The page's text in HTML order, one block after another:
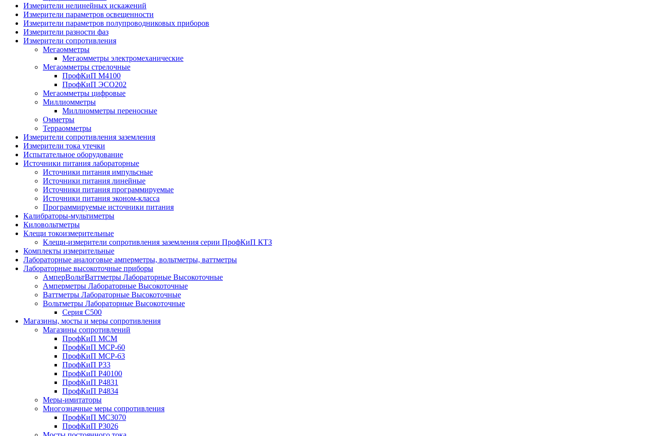
Измерители нелинейных искажений
Измерители параметров освещенности
Измерители параметров полупроводниковых приборов
Измерители разности фаз
Измерители сопротивления
Мегаомметры
Мегаомметры электромеханические
Мегаомметры стрелочные
ПрофКиП М4100
ПрофКиП ЭСО202
Мегаомметры цифровые
Миллиомметры
Миллиомметры переносные
Омметры
Терраомметры
Измерители сопротивления заземления
Измерители тока утечки
Испытательное оборудование
Источники питания лабораторные
Источники питания импульсные
Источники питания линейные
Источники питания программируемые
Источники питания эконом-класса
Программируемые источники питания
Калибраторы-мультиметры
Киловольтметры
Клещи токоизмерительные
Клещи-измерители сопротивления заземления серии ПрофКиП КТЗ
Комплекты измерительные
Лабораторные аналоговые амперметры, вольтметры, ваттметры
Лабораторные высокоточные приборы
АмперВольтВаттметры Лабораторные Высокоточные
Амперметры Лабораторные Высокоточные
Ваттметры Лабораторные Высокоточные
Вольтметры Лабораторные Высокоточные
Серия С500
Магазины, мосты и меры сопротивления
Магазины сопротивлений
ПрофКиП МСМ
ПрофКиП МСР-60
ПрофКиП МСР-63
ПрофКиП Р33
ПрофКиП Р40100
ПрофКиП Р4831
ПрофКиП Р4834
Меры-имитаторы
Многозначные меры сопротивления
ПрофКиП МС3070
ПрофКиП Р3026